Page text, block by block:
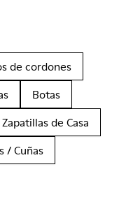
de cordones
Botas
Zapatillas de Casa
/ Cuñas